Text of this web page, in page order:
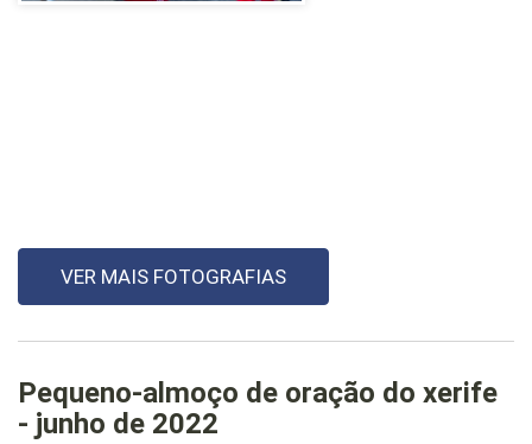
VER MAIS FOTOGRAFIAS
Pequeno-almoço de oração do xerife
- junho de 2022